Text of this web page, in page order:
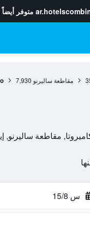
متوفر أيضاً
مقاطعة ساليرنو 7,930
س 15/8